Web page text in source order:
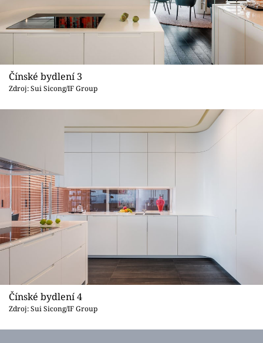
Čínské bydlení 3
Zdroj: Sui Sicong/IF Group
Čínské bydlení 4
Zdroj: Sui Sicong/IF Group